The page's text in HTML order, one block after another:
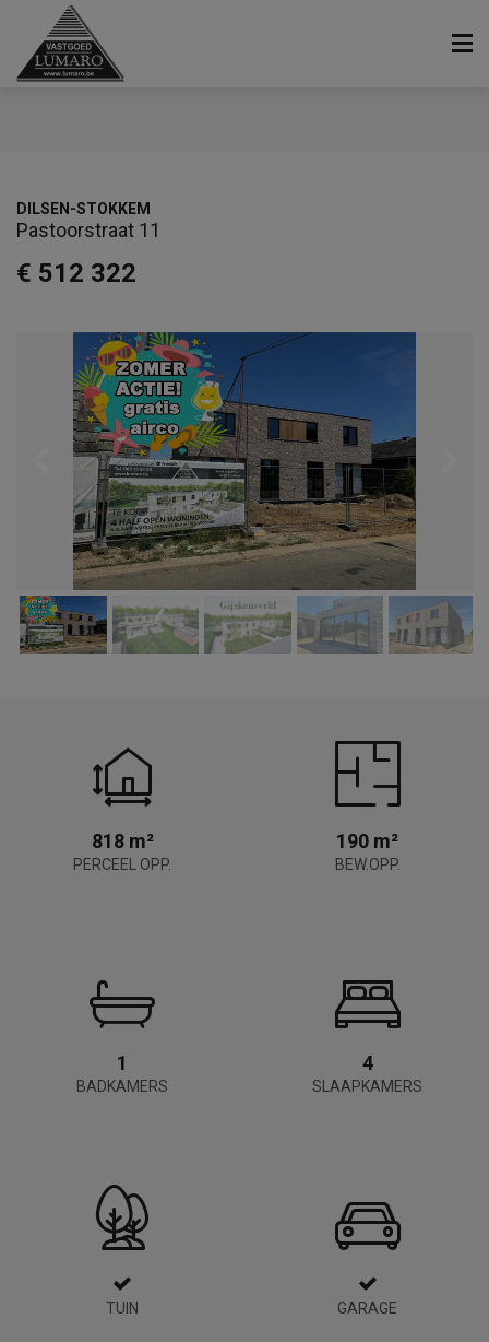
€ 512 322
DILSEN-STOKKEM
Pastoorstraat 11
818 m²
PERCEEL OPP.
190 m²
BEW.OPP.
1
BADKAMERS
4
SLAAPKAMERS
TUIN GARAGE